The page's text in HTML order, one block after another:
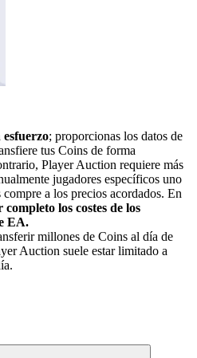
; proporcionas los datos de
tus Coins de forma
Player Auction requiere más
jugadores específicos uno
a los precios acordados. En
los costes de los
EA.
millones de Coins al día de
Auction suele estar limitado a